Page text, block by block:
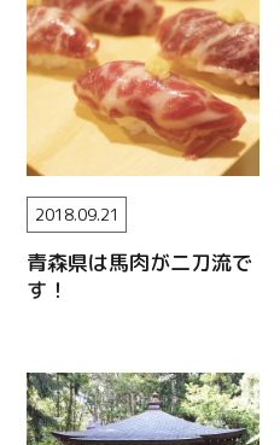
青森県は馬肉が二刀流で
す！
2018.09.21